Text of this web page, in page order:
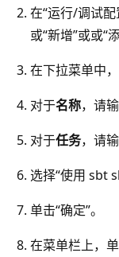
在“运行/调试
或“新增”或或“
在下拉菜单中，
对于名称，请
对于任务，请
选择“使用 sbt
单击“确定”。
在菜单栏上，单